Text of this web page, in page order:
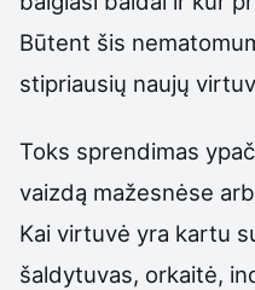
Būtent šis
stipriausių naujų
Toks sprendimas
vaizdą mažesnėse
Kai virtuvė yra kartu
šaldytuvas, orkaitė,